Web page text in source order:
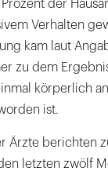
der
Verhalten
kam laut
zu dem
körperlich
ist.
Ärzte berichten
letzten zwölf